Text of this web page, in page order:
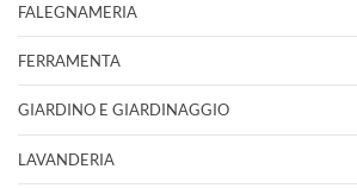
FALEGNAMERIA
FERRAMENTA
GIARDINO E GIARDINAGGIO
LAVANDERIA